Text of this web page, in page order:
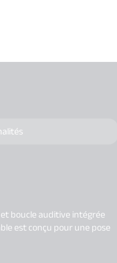
boucle auditive intégrée
est conçu pour une pose